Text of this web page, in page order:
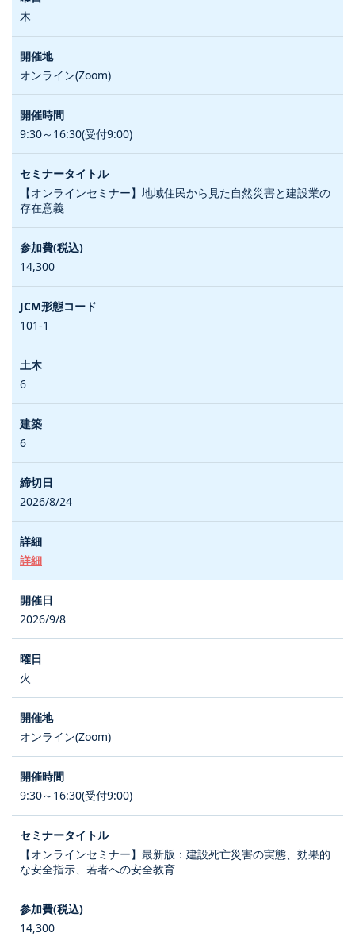
木
オンライン(Zoom)
9:30～16:30(受付9:00)
【オンラインセミナー】地域住民から見た自然災害と建設業の
存在意義
14,300
101-1
6
6
2026/8/24
詳細
2026/9/8
火
オンライン(Zoom)
9:30～16:30(受付9:00)
【オンラインセミナー】最新版：建設死亡災害の実態、効果的
な安全指示、若者への安全教育
14,300